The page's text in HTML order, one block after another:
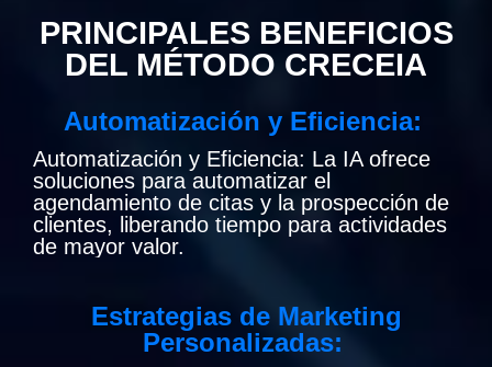
PRINCIPALES BENEFICIOS
DEL MÉTODO CRECEIA
Automatización y Eficiencia:
Automatización y Eficiencia: La IA ofrece
soluciones para automatizar el
agendamiento de citas y la prospección de
clientes, liberando tiempo para actividades
de mayor valor.
Estrategias de Marketing
Personalizadas: